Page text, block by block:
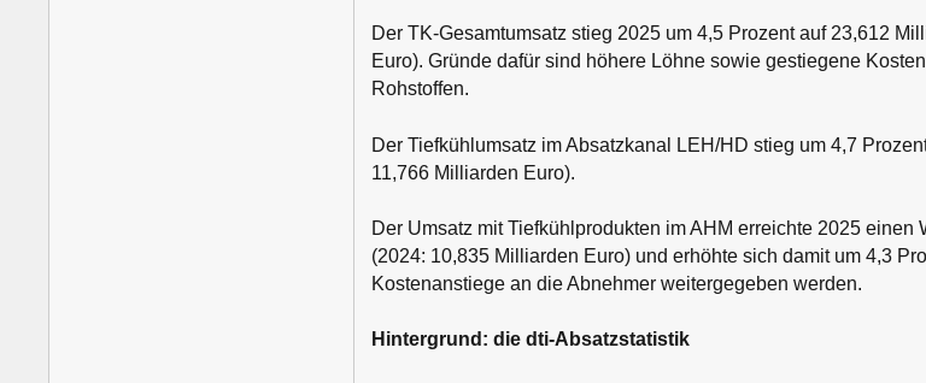
Der TK-Gesamtumsatz stieg 2025 um 4,5 Prozent auf 23,612
Euro). Gründe dafür sind höhere Löhne sowie gestiegene
Rohstoffen.
Der Tiefkühlumsatz im Absatzkanal LEH/HD stieg um 4,7
11,766 Milliarden Euro).
Der Umsatz mit Tiefkühlprodukten im AHM erreichte 2025 einen
(2024: 10,835 Milliarden Euro) und erhöhte sich damit um 4,3
Kostenanstiege an die Abnehmer weitergegeben werden.
Hintergrund: die dti-Absatzstatistik